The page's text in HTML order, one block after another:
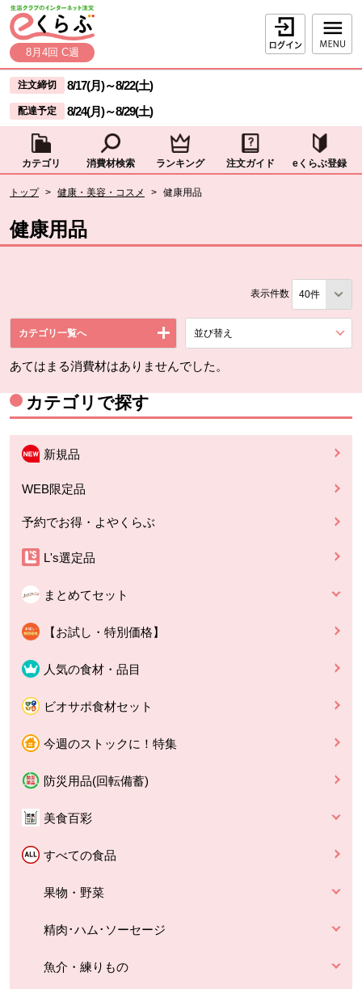
ページの先頭です。
本文へジャンプする。
8月4回 C週
ログイン
ここからサイト内共通メニューです。
サイト内共通メニューをスキップする
注文締切 8/17(月)～8/22(土)
配達予定 8/24(月)～8/29(土)
カテゴリ 消費材検索 ランキング 注文ガイド eくらぶ登録
トップ > 健康・美容・コスメ > 健康用品
健康用品
表示件数
カテゴリ一覧へ 並び替え
あてはまる消費材はありませんでした。
カテゴリで探す
新規品
WEB限定品
予約でお得・よやくらぶ
L's選定品
まとめてセット
【お試し・特別価格】
人気の食材・品目
ビオサポ食材セット
今週のストックに！特集
防災用品(回転備蓄)
美食百彩
すべての食品
果物・野菜
精肉･ハム･ソーセージ
魚介・練りもの